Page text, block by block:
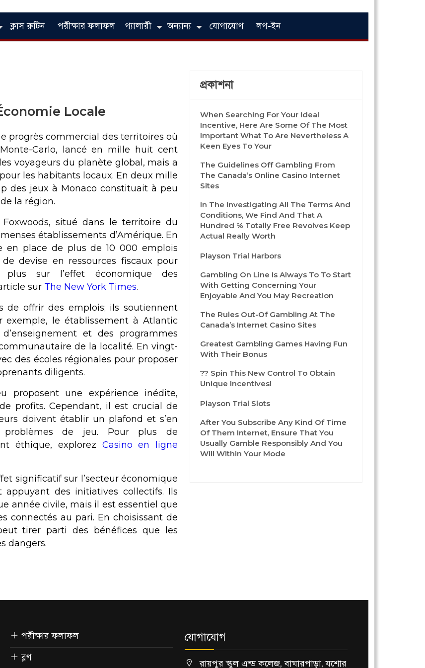
ক্লাস রুটিন পরীক্ষার ফলাফল গ্যালারী অন্যান্য যোগাযোগ লগ-ইন
Locale
progrès commercial des territoires où
Carlo, lancé en mille huit cent
voyageurs du planète global, mais a
les habitants locaux. En deux mille
des jeux à Monaco constituait à peu
la région.
situé dans le territoire du
établissements d’Amérique. En
en place de plus de 10 000 emplois
devise en ressources fiscaux pour
plus sur l’effet économique des
sur The New York Times.
de offrir des emplois; ils soutiennent
exemple, le établissement à Atlantic
et des programmes
de la localité. En vingt-
des écoles régionales pour proposer
diligents.
proposent une expérience inédite,
profits. Cependant, il est crucial de
doivent établir un plafond et s’en
de jeu. Pour plus de
éthique, explorez Casino en ligne
significatif sur l’secteur économique
des initiatives collectifs. Ils
année civile, mais il est essentiel que
connectés au pari. En choisissant de
tirer parti des bénéfices que les
dangers.
প্রকাশনা
When Searching For Your Ideal
Incentive, Here Are Some Of The Most
Important What To Are Nevertheless A
Keen Eyes To Your
The Guidelines Off Gambling From
The Canada’s Online Casino Internet
Sites
In The Investigating All The Terms And
Conditions, We Find And That A
Hundred % Totally Free Revolves Keep
Actual Really Worth
Playson Trial Harbors
Gambling On Line Is Always To To Start
With Getting Concerning Your
Enjoyable And You May Recreation
The Rules Out-Of Gambling At The
Canada’s Internet Casino Sites
Greatest Gambling Games Having Fun
With Their Bonus
?? Spin This New Control To Obtain
Unique Incentives!
Playson Trial Slots
After You Subscribe Any Kind Of Time
Of Them Internet, Ensure That You
Usually Gamble Responsibly And You
Will Within Your Mode
পরীক্ষার ফলাফল
ব্লগ
যোগাযোগ
রায়পুর স্কুল এন্ড কলেজ, বাঘারপাড়া, যশোর